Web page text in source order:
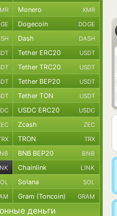
Monero XMR
Dogecoin DOGE
Dash DASH
Tether ERC20 USDT
Tether TRC20 USDT
Tether BEP20 USDT
Tether TON USDT
USDC ERC20 USDC
Zcash ZEC
TRON TRX
BNB BEP20 BNB
Chainlink LINK
Solana SOL
Gram (Toncoin) GRAM
деньги